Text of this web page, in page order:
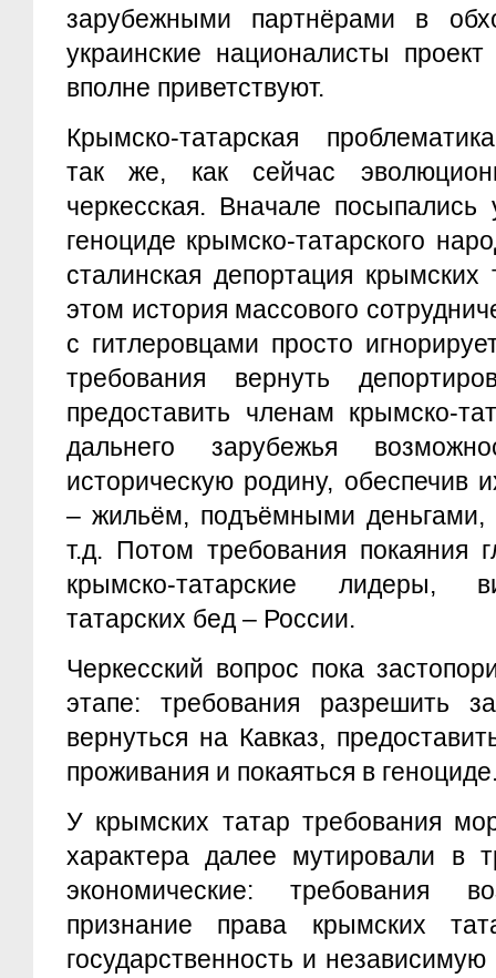
зарубежными партнёрами в
украинские националисты
вполне приветствуют.
Крымско-татарская
так же, как сейчас
черкесская. Вначале посыпались
геноциде крымско-татарского
сталинская депортация
этом история массового
с гитлеровцами просто
требования вернуть
предоставить членам крымско-
дальнего зарубежья
историческую родину, обеспечив
– жильём, подъёмными
т.д. Потом требования покаяния
крымско-татарские лидеры,
татарских бед – России.
Черкесский вопрос пока
этапе: требования разрешить
вернуться на Кавказ,
проживания и покаяться в
У крымских татар требования
характера далее мутировали в
экономические: требования
признание права крымских
государственность и